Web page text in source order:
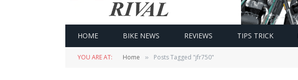
HOME BIKE NEWS REVIEWS TIPS TRICK
YOU ARE AT: Home » Posts Tagged "jfr750"